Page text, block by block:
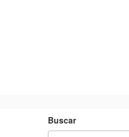
Buscar